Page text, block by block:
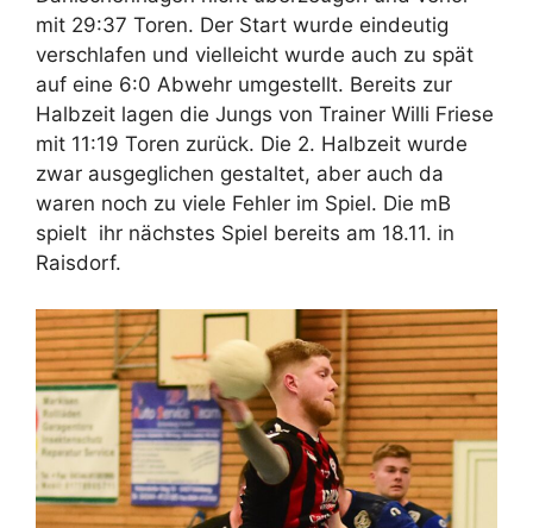
mit 29:37 Toren. Der Start wurde eindeutig
verschlafen und vielleicht wurde auch zu spät
auf eine 6:0 Abwehr umgestellt. Bereits zur
Halbzeit lagen die Jungs von Trainer Willi Friese
mit 11:19 Toren zurück. Die 2. Halbzeit wurde
zwar ausgeglichen gestaltet, aber auch da
waren noch zu viele Fehler im Spiel. Die mB
spielt ihr nächstes Spiel bereits am 18.11. in
Raisdorf.